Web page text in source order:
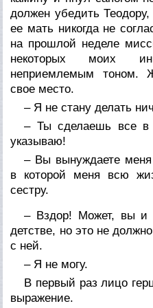
должен убедить
ее мать никогда не
на прошлой неделе
некоторых моих
неприемлемым тоном.
свое место.
– Я не стану делать
– Ты сделаешь все в
указываю!
– Вы вынуждаете
в которой меня всю
сестру.
– Вздор! Может, вы и
детстве, но это не
с ней.
– Я не могу.
В первый раз лицо
выражение.